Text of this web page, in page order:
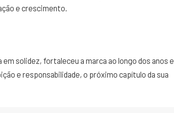
e crescimento.
solidez, fortaleceu a marca ao longo dos anos e
e responsabilidade, o próximo capítulo da sua